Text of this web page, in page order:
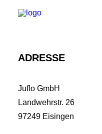
TISCHE OHNE LED
ADRESSE
Juflo GmbH
Landwehrstr. 26
97249 Eisingen